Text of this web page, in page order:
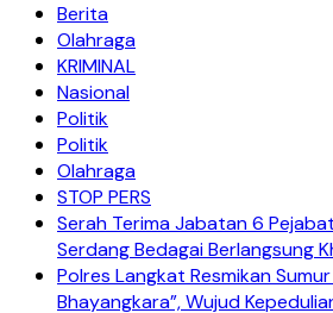
Berita
Olahraga
KRIMINAL
Nasional
Politik
Politik
Olahraga
STOP PERS
Serah Terima Jabatan 6
Serdang Bedagai Berlangsung
Polres Langkat Resmikan
Bhayangkara”, Wujud